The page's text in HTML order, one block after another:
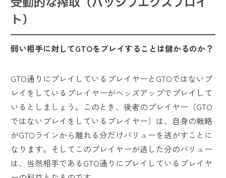
ト）
弱い相手に対してGTOをプレイすることは儲かるのか？
GTO通りにプレイしているプレイヤーとGTOではないプ
レイをしているプレイヤーがヘッズアップでプレイして
いるとしましょう。このとき、後者のプレイヤー（GTO
ではないプレイをしているプレイヤー）は、自身の戦略
がGTOラインから離れる分だけバリューを逃がすことに
なります。そしてこのプレイヤーが逃した分のバリュー
は、当然相手であるGTO通りにプレイしているプレイヤ